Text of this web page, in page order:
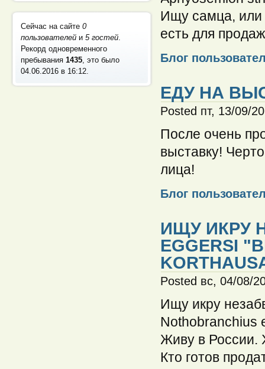
Сейчас на сайте0
пользователей и5 гостей
Рекорд одновременного
пребывания1435 , это было
04.06.2016 в 16:12
Ищу самца, или
есть для
Блог
ЕДУ НА
Posted пт, 13/09/
После очень
выставку!
лица!
Блог
ИЩУ ИКРУ
EGGERSI
Posted вс, 04/08/
Ищу икру
Nothobranchius
Живу в России.
Кто готов